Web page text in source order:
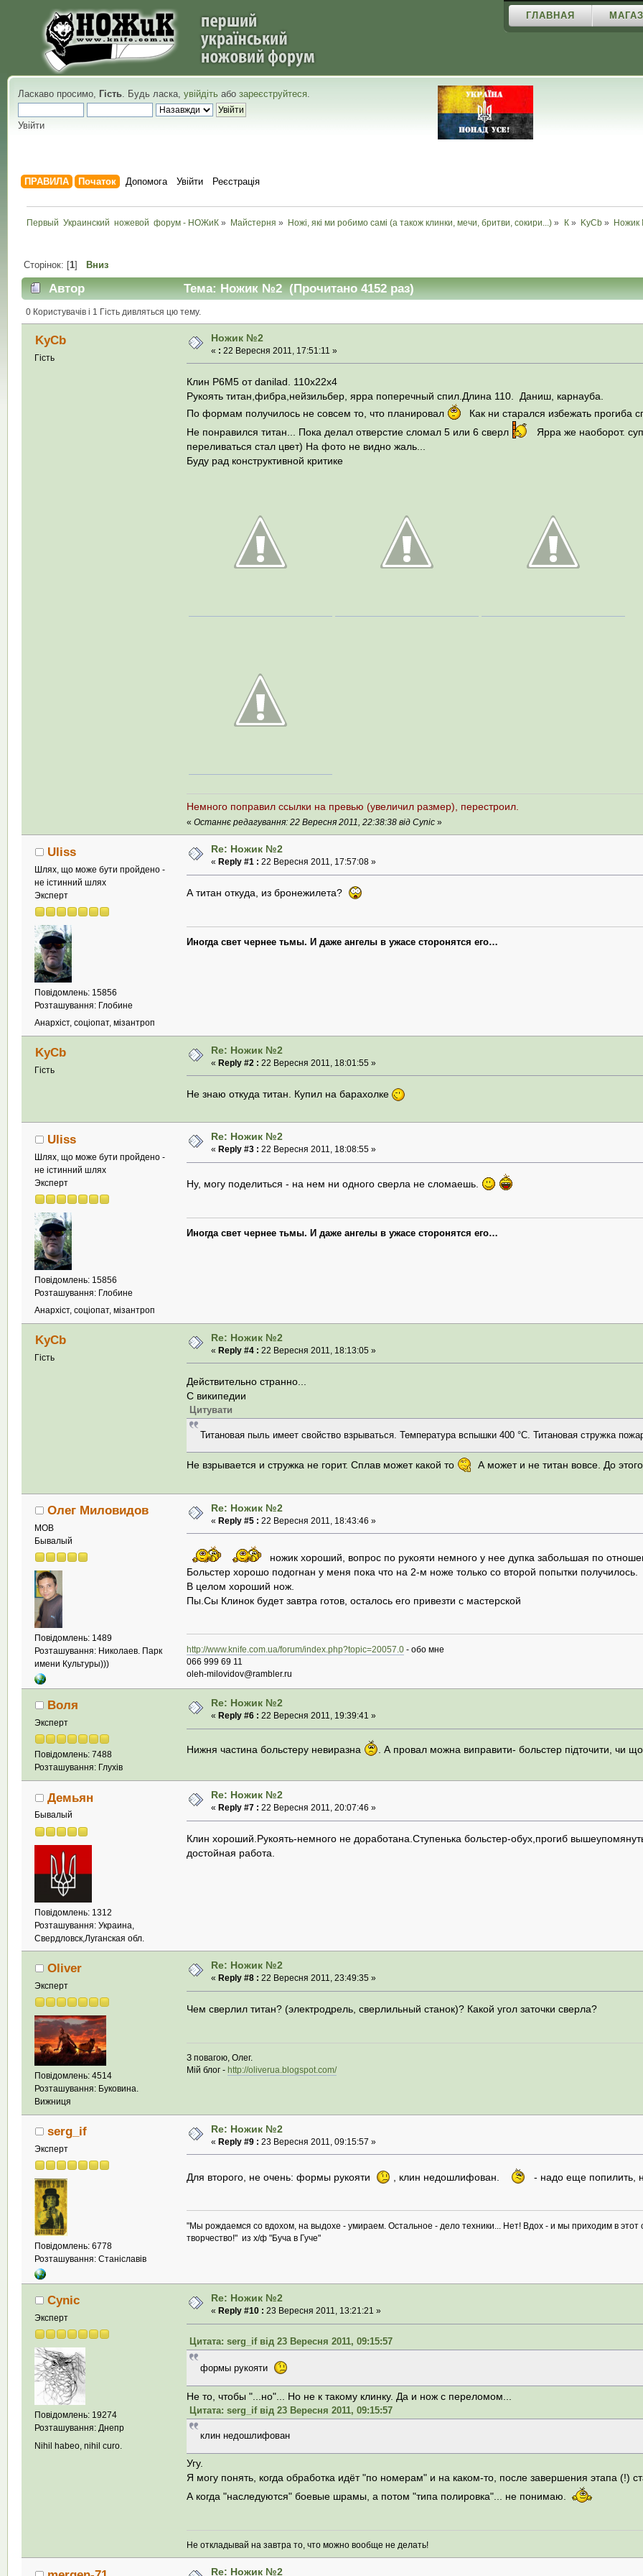
ГЛАВНАЯ
Ласкаво просимо, Гість. Будь ласка, увійдіть або зареєструйтеся.
Увійти
ПРАВИЛА Початок Допомога Увійти Реєстрація
Первый  Украинский  ножевой  форум - НОЖиК » Майстерня » Ножі, які ми робимо самі (а також клинки, мечи, бритви, сокири...) » К» KyCb»
Сторінок: [1] Вниз
Автор Тема: Ножик №2 (Прочитано 4152 раз)
0 Користувачів і 1 Гість дивляться цю тему.
KyCb
Гість
Ножик №2
« : 22 Вересня 2011, 17:51:11 »
Клин P6M5 от danilad. 110x22x4
Рукоять титан,фибра,нейзильбер, ярра поперечный спил.Длина 110. Даниш, карнауба.
По формам получилось не совсем то, что планировал
Как ни старался избежать прогиба
Не понравился титан... Пока делал отверстие сломал 5 или 6 сверл
Ярра же наоборот.
переливаться стал цвет) На фото не видно жаль...
Буду рад конструктивной критике
Немного поправил ссылки на превью (увеличил размер), перестроил.
«Останнє редагування: 22 Вересня 2011, 22:38:38 від Cynic »
Uliss
Шлях, що може бути пройдено -
не істинний шлях
Эксперт
Повідомлень: 15856
Розташування: Глобине
Анархіст, соціопат, мізантроп
Re: Ножик №2
« Reply #1 : 22 Вересня 2011, 17:57:08 »
А титан откуда, из бронежилета?
Иногда свет чернее тьмы. И даже ангелы в ужасе сторонятся его…
KyCb
Гість
Re: Ножик №2
« Reply #2 : 22 Вересня 2011, 18:01:55 »
Не знаю откуда титан. Купил на барахолке
Uliss
Шлях, що може бути пройдено -
не істинний шлях
Эксперт
Повідомлень: 15856
Розташування: Глобине
Анархіст, соціопат, мізантроп
Re: Ножик №2
« Reply #3 : 22 Вересня 2011, 18:08:55 »
Ну, могу поделиться - на нем ни одного сверла не сломаешь.
Иногда свет чернее тьмы. И даже ангелы в ужасе сторонятся его…
KyCb
Гість
Re: Ножик №2
« Reply #4 : 22 Вересня 2011, 18:13:05 »
Действительно странно...
С википедии
Цитувати
Титановая пыль имеет свойство взрываться. Температура вспышки 400 °C. Титановая стружка
Не взрывается и стружка не горит. Сплав может какой то А может и не титан вовсе. До
Олег Миловидов
МОВ
Бывалый
Повідомлень: 1489
Розташування: Николаев. Парк
имени Культуры)))
Re: Ножик №2
« Reply #5 : 22 Вересня 2011, 18:43:46 »
ножик хороший, вопрос по рукояти немного у нее дупка забольшая по
Больстер хорошо подогнан у меня пока что на 2-м ноже только со второй попытки получилось.
В целом хороший нож.
Пы.Сы Клинок будет завтра готов, осталось его привезти с мастерской
http://www.knife.com.ua/forum/index.php?topic=20057.0 - обо мне
066 999 69 11
oleh-milovidov@rambler.ru
Воля
Эксперт
Повідомлень: 7488
Розташування: Глухів
Re: Ножик №2
« Reply #6 : 22 Вересня 2011, 19:39:41 »
Нижня частина больстеру невиразна . А провал можна виправити- больстер підточити, чи що
Демьян
Бывалый
Повідомлень: 1312
Розташування: Украина,
Свердловск,Луганская обл.
Re: Ножик №2
« Reply #7 : 22 Вересня 2011, 20:07:46 »
Клин хороший.Рукоять-немного не доработана.Ступенька больстер-обух,прогиб
достойная работа.
Oliver
Эксперт
Повідомлень: 4514
Розташування: Буковина.
Вижниця
Re: Ножик №2
« Reply #8 : 22 Вересня 2011, 23:49:35 »
Чем сверлил титан? (электродрель, сверлильный станок)? Какой угол заточки сверла?
З повагою, Олег.
Мій блог - http://oliverua.blogspot.com/
serg_if
Эксперт
Повідомлень: 6778
Розташування: Станіславів
Re: Ножик №2
« Reply #9 : 23 Вересня 2011, 09:15:57 »
Для второго, не очень: формы рукояти , клин недошлифован. - надо еще попилить,
"Мы рождаемся со вдохом, на выдохе - умираем. Остальное - дело техники... Нет! Вдох - и мы приходим в
творчество!" из х/ф "Буча в Гуче"
Cynic
Эксперт
Повідомлень: 19274
Розташування: Днепр
Nihil habeo, nihil curo.
Re: Ножик №2
« Reply #10 : 23 Вересня 2011, 13:21:21 »
Цитата: serg_if від 23 Вересня 2011, 09:15:57
формы рукояти
Не то, чтобы "...но"... Но не к такому клинку. Да и нож с переломом...
Цитата: serg_if від 23 Вересня 2011, 09:15:57
клин недошлифован
Угу.
Я могу понять, когда обработка идёт "по номерам" и на каком-то, после завершения этапа (!)
А когда "наследуются" боевые шрамы, а потом "типа полировка"... не понимаю.
Не откладывай на завтра то, что можно вообще не делать!
Re: Ножик №2